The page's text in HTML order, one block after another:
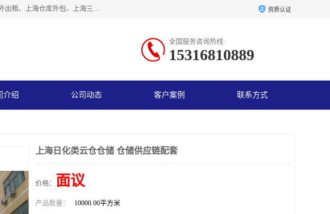
上海星力仓储服务有限公司从事：上海仓储服务、上海仓储库房、上海仓库代运营、上海仓库对外出租、上海仓库外包、上海三方仓储、上海电商仓储代发、上海电商代发货仓库、上海托管仓库、上海仓储配送。上海星力仓储服务有限公司现在拥有100个分仓、10万余平方的标准库房，精炼员工几百名，与几千家客户合作，公司已跻身上海仓储行业前列。欢迎来电咨询！ 资质认证
全国服务咨询热线:
15316810889
介绍 公司动态 客户案例 联系方式
上海日化类云仓仓储 仓储供应链配套
价格： 面议
产品数量： 10000.00平方米